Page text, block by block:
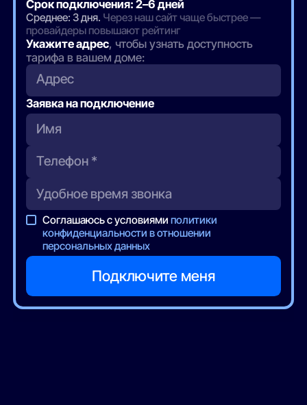
Срок подключения: 2–6 дней
Среднее: 3 дня. Через наш сайт чаще быстрее —
провайдеры повышают рейтинг
Укажите адрес, чтобы узнать доступность
тарифа в вашем доме:
Адрес
Заявка на подключение
Соглашаюсь с условиямиполитики
конфиденциальности в отношении
персональных данных